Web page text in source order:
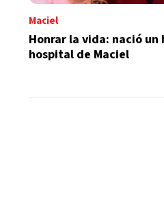
Maciel
Honrar la vida: nació un
hospital de Maciel